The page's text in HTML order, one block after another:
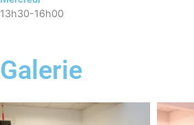
13h30-16h00
Galerie